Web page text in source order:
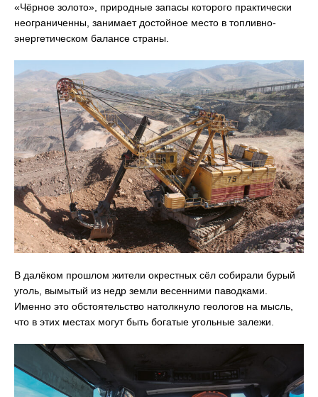
«Чёрное золото», природные запасы которого практически
неограниченны, занимает достойное место в топливно-
энергетическом балансе страны.
В далёком прошлом жители окрестных сёл собирали бурый
уголь, вымытый из недр земли весенними паводками.
Именно это обстоятельство натолкнуло геологов на мысль,
что в этих местах могут быть богатые угольные залежи.